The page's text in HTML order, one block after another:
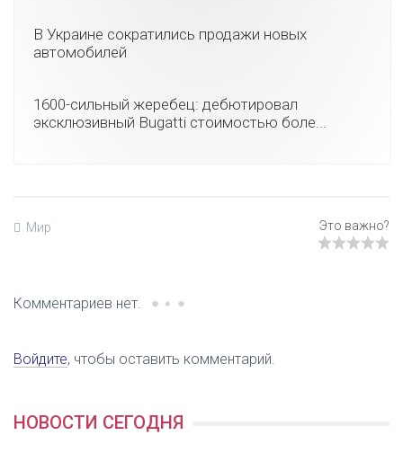
В Украине сократились продажи новых
автомобилей
1600-сильный жеребец: дебютировал
эксклюзивный Bugatti стоимостью боле...
Мир
Комментариев нет.
Войдите, чтобы оставить комментарий.
НОВОСТИ СЕГОДНЯ